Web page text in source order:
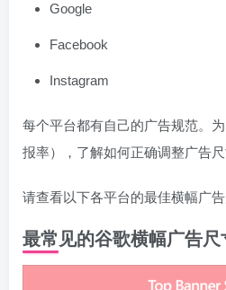
Google
Facebook
Instagram
每个平台都有自己的广告规范。
报率），了解如何正确调整广告尺
请查看以下各平台的最佳横幅广告
最常见的谷歌横幅广告尺